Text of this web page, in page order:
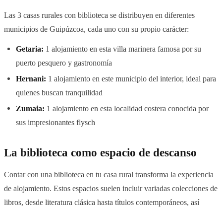
Las 3 casas rurales con biblioteca se distribuyen en diferentes
municipios de Guipúzcoa, cada uno con su propio carácter:
Getaria: 1 alojamiento en esta villa marinera famosa por su
puerto pesquero y gastronomía
Hernani: 1 alojamiento en este municipio del interior, ideal para
quienes buscan tranquilidad
Zumaia: 1 alojamiento en esta localidad costera conocida por
sus impresionantes flysch
La biblioteca como espacio de descanso
Contar con una biblioteca en tu casa rural transforma la experiencia
de alojamiento. Estos espacios suelen incluir variadas colecciones de
libros, desde literatura clásica hasta títulos contemporáneos, así